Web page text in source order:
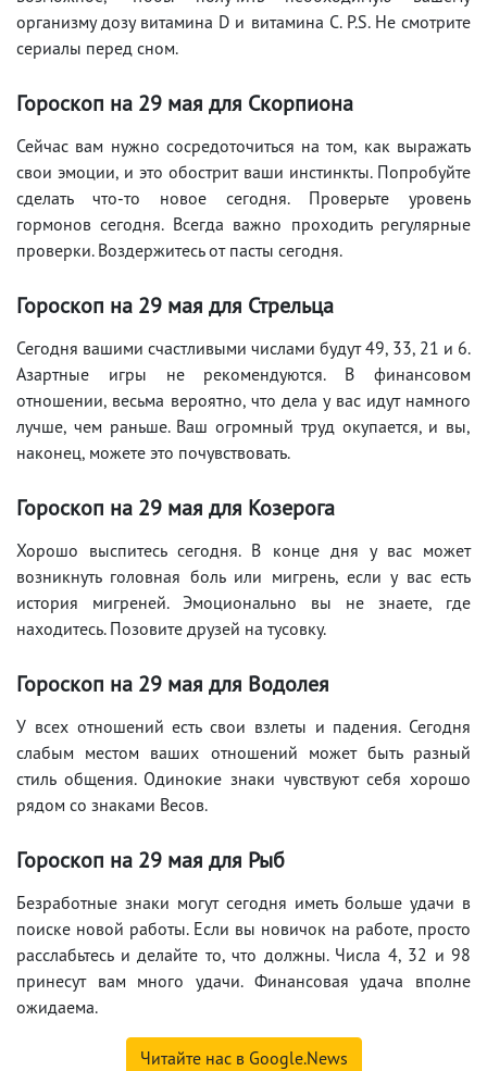
организму дозу витамина D и витамина C. P.S. Не смотрите
сериалы перед сном.
Гороскоп на 29 мая для Скорпиона
Сейчас вам нужно сосредоточиться на том, как выражать
свои эмоции, и это обострит ваши инстинкты. Попробуйте
сделать что-то новое сегодня. Проверьте уровень
гормонов сегодня. Всегда важно проходить регулярные
проверки. Воздержитесь от пасты сегодня.
Гороскоп на 29 мая для Стрельца
Сегодня вашими счастливыми числами будут 49, 33, 21 и 6.
Азартные игры не рекомендуются. В финансовом
отношении, весьма вероятно, что дела у вас идут намного
лучше, чем раньше. Ваш огромный труд окупается, и вы,
наконец, можете это почувствовать.
Гороскоп на 29 мая для Козерога
Хорошо выспитесь сегодня. В конце дня у вас может
возникнуть головная боль или мигрень, если у вас есть
история мигреней. Эмоционально вы не знаете, где
находитесь. Позовите друзей на тусовку.
Гороскоп на 29 мая для Водолея
У всех отношений есть свои взлеты и падения. Сегодня
слабым местом ваших отношений может быть разный
стиль общения. Одинокие знаки чувствуют себя хорошо
рядом со знаками Весов.
Гороскоп на 29 мая для Рыб
Безработные знаки могут сегодня иметь больше удачи в
поиске новой работы. Если вы новичок на работе, просто
расслабьтесь и делайте то, что должны. Числа 4, 32 и 98
принесут вам много удачи. Финансовая удача вполне
ожидаема.
Читайте нас в Google.News